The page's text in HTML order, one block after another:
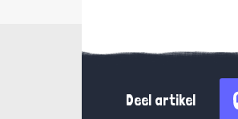
Deel artikel